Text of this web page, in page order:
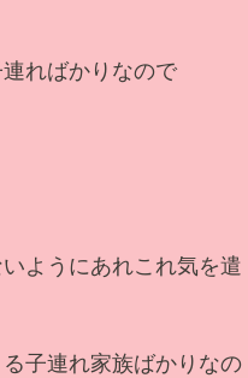
ればかりなので
ようにあれこれ気を遣
子連れ家族ばかりなの